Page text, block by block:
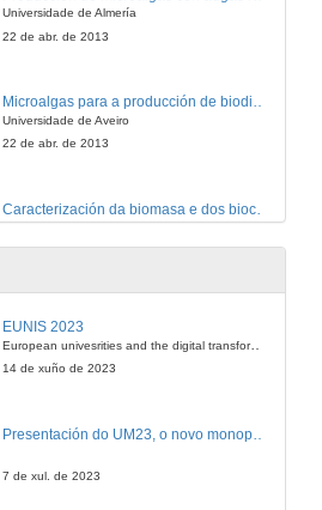
Universidade de Almería
22 de abr. de 2013
Microalgas para a producción de biodiesel
Universidade de Aveiro
22 de abr. de 2013
Universidade de Pau
22 de abr. de 2013
EUNIS 2023
European univesrities and the digital transformation: challenges and opportunities ahead
14 de xuño de 2023
7 de xul. de 2023